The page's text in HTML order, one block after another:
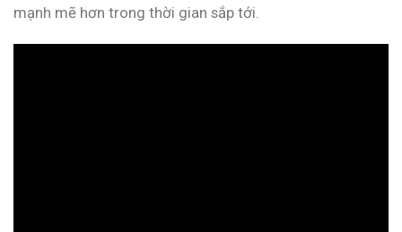
mạnh mẽ hơn trong thời gian sắp tới.